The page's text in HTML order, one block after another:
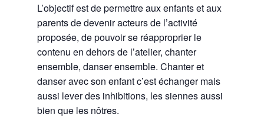
L’objectif est de permettre aux enfants et aux
parents de devenir acteurs de l’activité
proposée, de pouvoir se réapproprier le
contenu en dehors de l’atelier, chanter
ensemble, danser ensemble. Chanter et
danser avec son enfant c’est échanger mais
aussi lever des inhibitions, les siennes aussi
bien que les nôtres.